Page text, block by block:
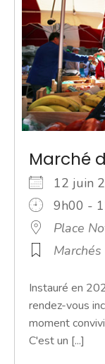
Marché
12 juin
9h00 -
Place
Marchés
Instauré en
rendez-vous
moment
C'est un [...]